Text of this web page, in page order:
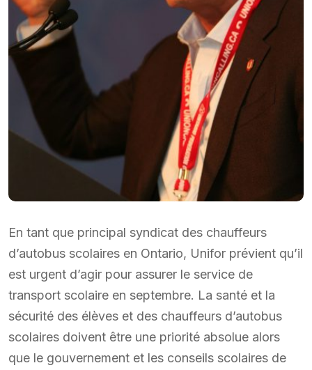
En tant que principal syndicat des chauffeurs
d’autobus scolaires en Ontario, Unifor prévient qu’il
est urgent d’agir pour assurer le service de
transport scolaire en septembre. La santé et la
sécurité des élèves et des chauffeurs d’autobus
scolaires doivent être une priorité absolue alors
que le gouvernement et les conseils scolaires de